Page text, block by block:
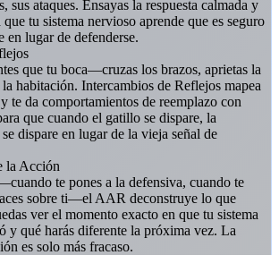
sus ataques. Ensayas la respuesta calmada y
tu sistema nervioso aprende que es seguro
en lugar de defenderse.
que tu boca—cruzas los brazos, aprietas la
habitación. Intercambios de Reflejos mapea
te da comportamientos de reemplazo con
que cuando el gatillo se dispare, la
dispare en lugar de la vieja señal de
la Acción
te pones a la defensiva, cuando te
sobre ti—el AAR deconstruye lo que
ver el momento exacto en que tu sistema
y qué harás diferente la próxima vez. La
es solo más fracaso.